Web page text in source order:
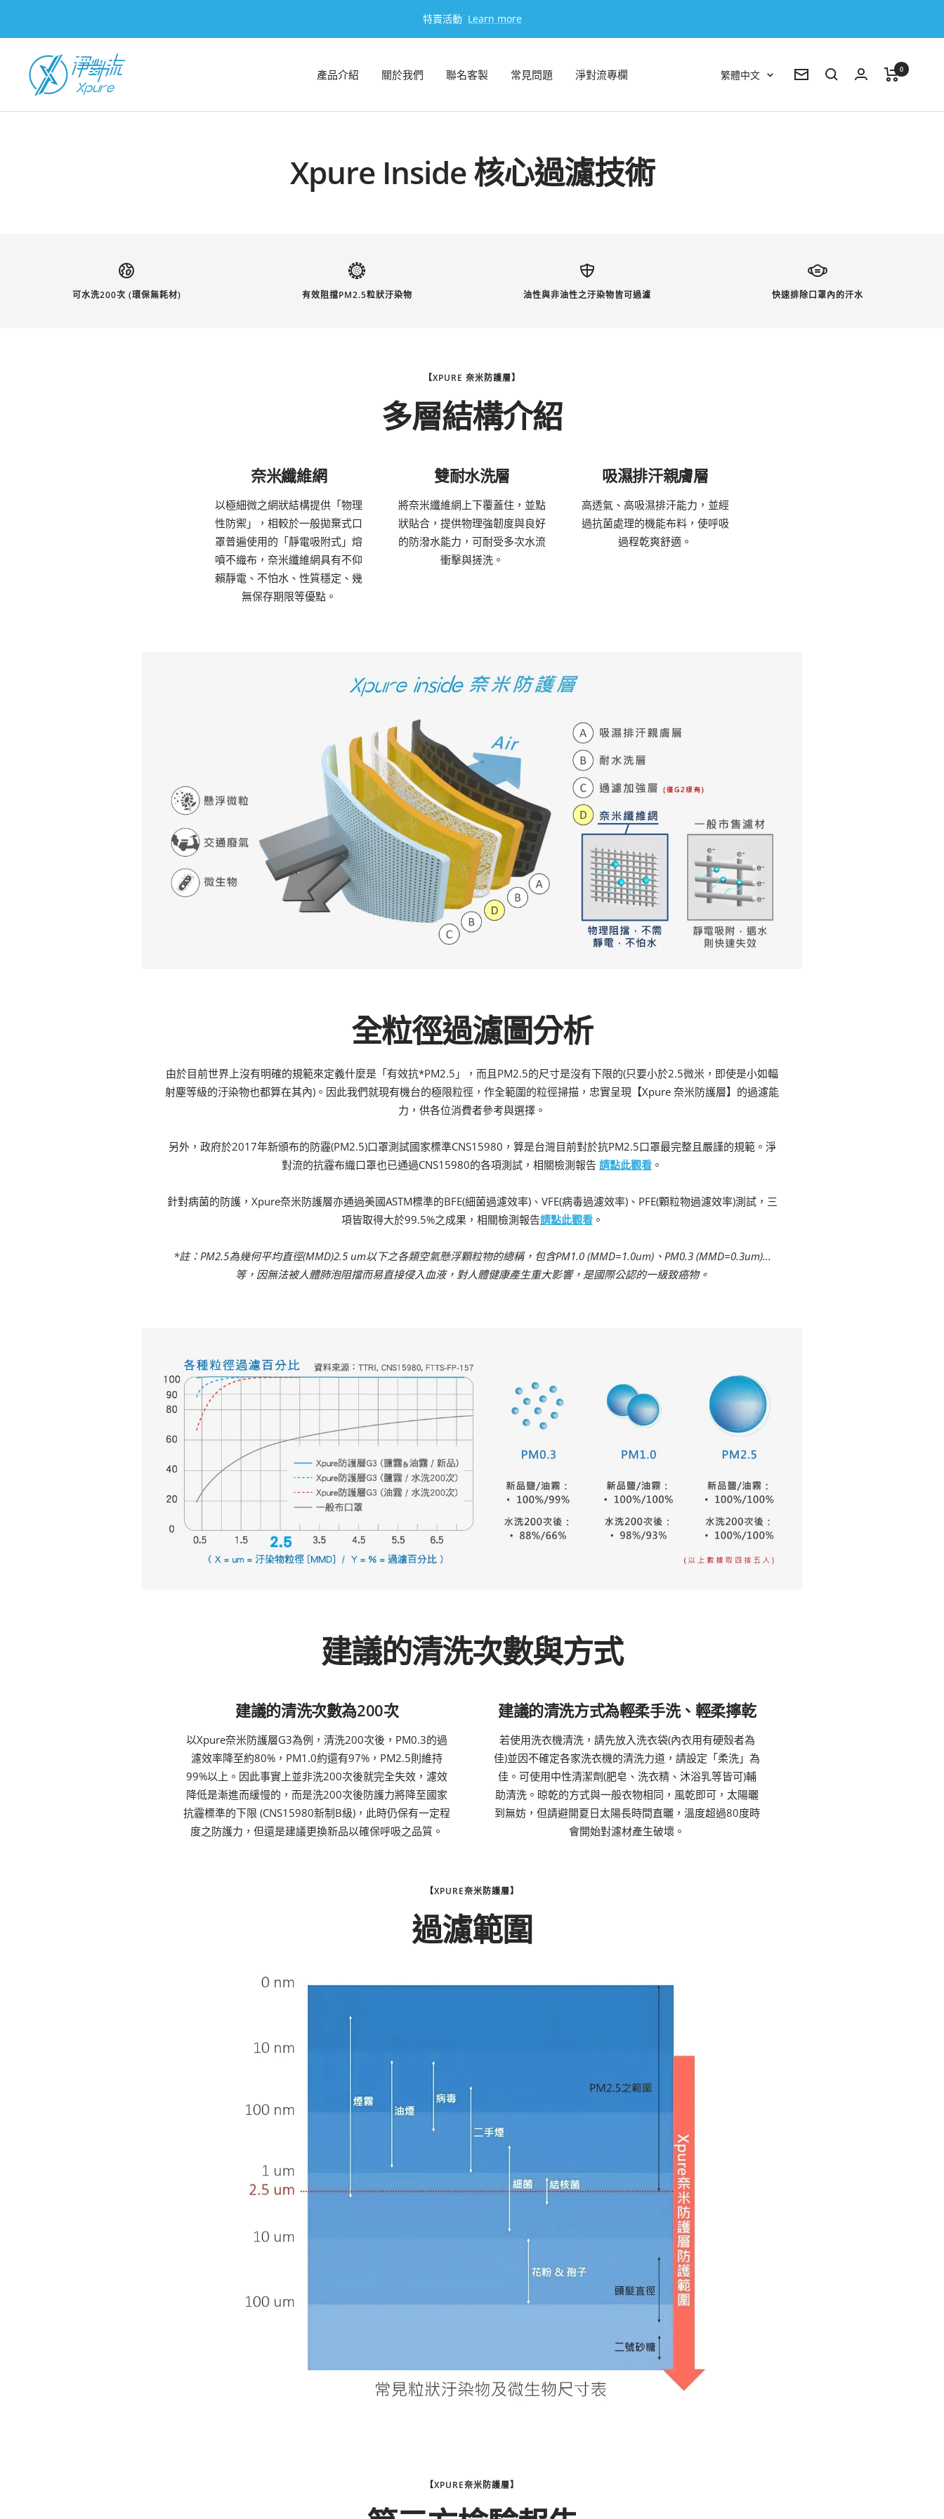
特賣活動 Learn more
產品介紹 關於我們 聯名客製 常見問題 淨對流專欄
淨
對
流
Xpure
語
繁體中文
電
報
0
Xpure Inside 核心過濾技術
可水洗200次 (環保無耗材) 有效阻擋PM2.5粒狀汙染物 油性與非油性之汙染物皆可過濾 快速排除口罩內的汗水
【XPURE 奈米防護層】
多層結構介紹
奈米纖維網
以極細微之網狀結構提供「物理
性防禦」，相較於一般拋棄式口
罩普遍使用的「靜電吸附式」熔
噴不織布，奈米纖維網具有不仰
賴靜電、不怕水、性質穩定、幾
無保存期限等優點。
雙耐水洗層
將奈米纖維網上下覆蓋住，並點
狀貼合，提供物理強韌度與良好
的防潑水能力，可耐受多次水流
衝擊與搓洗。
吸濕排汗親膚層
高透氣、高吸濕排汗能力，並經
過抗菌處理的機能布料，使呼吸
過程乾爽舒適。
全粒徑過濾圖分析
由於目前世界上沒有明確的規範來定義什麼是「有效抗*PM2.5」，而且PM2.5的尺寸是沒有下限的(只要小於2.5微米，即使是小如輻
射塵等級的汙染物也都算在其內)。因此我們就現有機台的極限粒徑，作全範圍的粒徑掃描，忠實呈現【Xpure 奈米防護層】的過濾能
力，供各位消費者參考與選擇。
另外，政府於2017年新頒布的防霾(PM2.5)口罩測試國家標準CNS15980，算是台灣目前對於抗PM2.5口罩最完整且嚴謹的規範。淨
對流的抗霾布織口罩也已通過CNS15980的各項測試，相關檢測報告 請點此觀看 。
針對病菌的防護，Xpure奈米防護層亦通過美國ASTM標準的BFE(細菌過濾效率)、VFE(病毒過濾效率)、PFE(顆粒物過濾效率)測試，三
項皆取得大於99.5%之成果，相關檢測報告請點此觀看。
*註：PM2.5為幾何平均直徑(MMD)2.5 um以下之各類空氣懸浮顆粒物的總稱，包含PM1.0 (MMD=1.0um)、PM0.3 (MMD=0.3um)...
等，因無法被人體肺泡阻擋而易直接侵入血液，對人體健康產生重大影響，是國際公認的一級致癌物。
建議的清洗次數與方式
建議的清洗次數為200次
以Xpure奈米防護層G3為例，清洗200次後，PM0.3的過
濾效率降至約80%，PM1.0約還有97%，PM2.5則維持
99%以上。因此事實上並非洗200次後就完全失效，濾效
降低是漸進而緩慢的，而是洗200次後防護力將降至國家
抗霾標準的下限 (CNS15980新制B級)，此時仍保有一定程
度之防護力，但還是建議更換新品以確保呼吸之品質。
建議的清洗方式為輕柔手洗、輕柔擰乾
若使用洗衣機清洗，請先放入洗衣袋(內衣用有硬殼者為
佳)並因不確定各家洗衣機的清洗力道，請設定「柔洗」為
佳。可使用中性清潔劑(肥皂、洗衣精、沐浴乳等皆可)輔
助清洗。晾乾的方式與一般衣物相同，風乾即可，太陽曬
到無妨，但請避開夏日太陽長時間直曬，溫度超過80度時
會開始對濾材產生破壞。
【XPURE奈米防護層】
過濾範圍
【XPURE奈米防護層】